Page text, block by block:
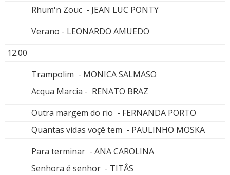
Rhum'n Zouc - JEAN LUC PONTY
Verano - LEONARDO AMUEDO
12.00
Trampolim - MONICA SALMASO
Acqua Marcia - RENATO BRAZ
Outra margem do rio - FERNANDA PORTO
Quantas vidas voçê tem - PAULINHO MOSKA
Para terminar - ANA CAROLINA
Senhora é senhor - TITÂS